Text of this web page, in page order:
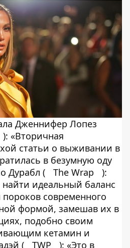
Дженнифер Лопез
): «Вторичная
статьи о выживании в
в безумную оду
Дурабл (
The Wrap
):
идеальный баланс
современного
формой, замешав их в
подобно своим
кетамин и
(
TWP
): «Это в